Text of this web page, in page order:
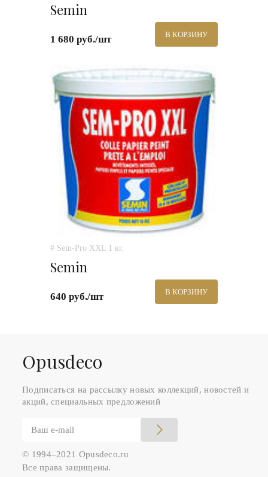
Semin
1 680 руб./шт В КОРЗИНУ
# Sem-Pro XXL 1 кг.
Semin
640 руб./шт В КОРЗИНУ
Оpusdeco
Подписаться на рассылку новых коллекций, новостей и
акций, специальных предложений
© 1994–2021 Opusdeco.ru
Все права защищены.